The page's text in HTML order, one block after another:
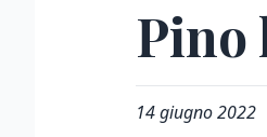
Pino
14 giugno 2022